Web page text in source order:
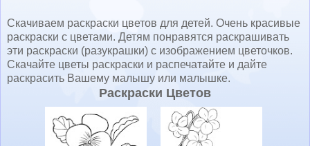
Скачиваем раскраски цветов для детей. Очень красивые
раскраски с цветами. Детям понравятся раскрашивать
эти раскраски (разукрашки) с изображением цветочков.
Скачайте цветы раскраски и распечатайте и дайте
раскрасить Вашему малышу или малышке.
Раскраски Цветов